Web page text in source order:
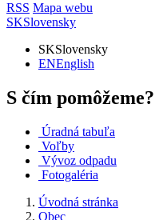
RSS Mapa webu
SKSlovensky
SKSlovensky
ENEnglish
S čím pomôžeme?
Úradná tabuľa
Voľby
Vývoz odpadu
Fotogaléria
Úvodná stránka
Obec